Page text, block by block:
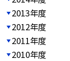
2013年度
2012年度
2011年度
2010年度